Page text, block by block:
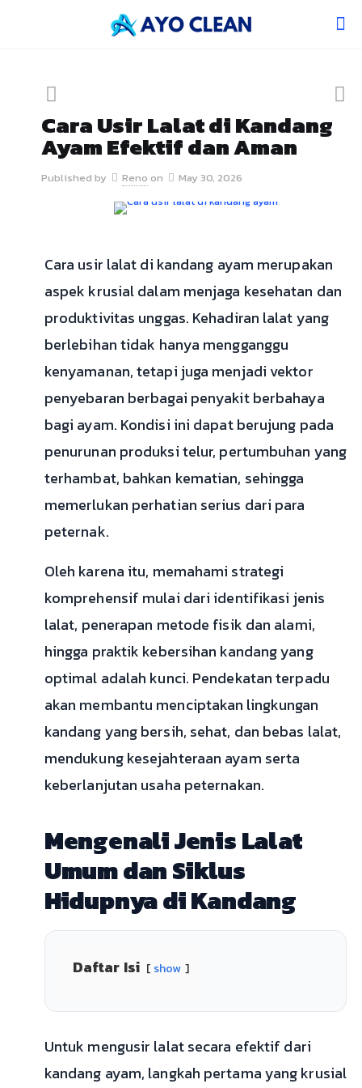
Cara Usir Lalat di Kandang
Ayam Efektif dan Aman
Published by Reno on May 30, 2026
Cara usir lalat di kandang ayam merupakan
aspek krusial dalam menjaga kesehatan dan
produktivitas unggas. Kehadiran lalat yang
berlebihan tidak hanya mengganggu
kenyamanan, tetapi juga menjadi vektor
penyebaran berbagai penyakit berbahaya
bagi ayam. Kondisi ini dapat berujung pada
penurunan produksi telur, pertumbuhan yang
terhambat, bahkan kematian, sehingga
memerlukan perhatian serius dari para
peternak.
Oleh karena itu, memahami strategi
komprehensif mulai dari identifikasi jenis
lalat, penerapan metode fisik dan alami,
hingga praktik kebersihan kandang yang
optimal adalah kunci. Pendekatan terpadu
akan membantu menciptakan lingkungan
kandang yang bersih, sehat, dan bebas lalat,
mendukung kesejahteraan ayam serta
keberlanjutan usaha peternakan.
Mengenali Jenis Lalat
Umum dan Siklus
Hidupnya di Kandang
Daftar Isi show
Untuk mengusir lalat secara efektif dari
kandang ayam, langkah pertama yang krusial